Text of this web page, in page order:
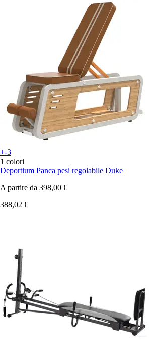
+-3
1 colori
Deportium Panca pesi regolabile Duke
A partire da 398,00 €
388,02 €